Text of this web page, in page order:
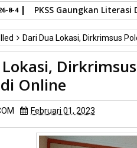
PKSS Gaungkan Literasi
8-4
Dari Dua Lokasi, Dirkrimsus
Online
Februari 01, 2023